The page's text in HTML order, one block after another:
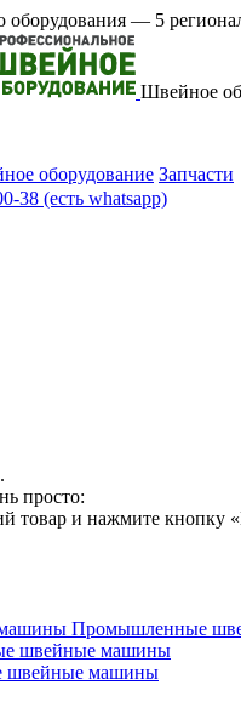
оборудования — 5
Швейное
оборудование Запчасти
38 (есть whatsapp)
просто:
товар и нажмите кнопку
Промышленные
швейные машины
швейные машины